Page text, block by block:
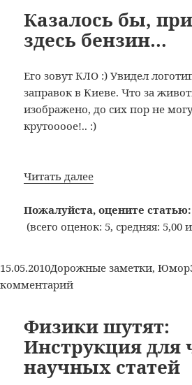
бы
их
Казалось бы,
здесь бензин…
Его зовут КЛО :) Увидел
заправок в Киеве. Что за
изображено, до сих пор не
крутоооое!.. :)
Читать далееКазалось
при
чем
Пожалуйста, оцените статью:
(всего оценок: 5, средняя: 5,00
Опубликовано
15.05.2010Рубрики
Дорожные заметки, Юмор
комментарийк
бы,
при
чем
Физики шутят:
Инструкция для
научных статей